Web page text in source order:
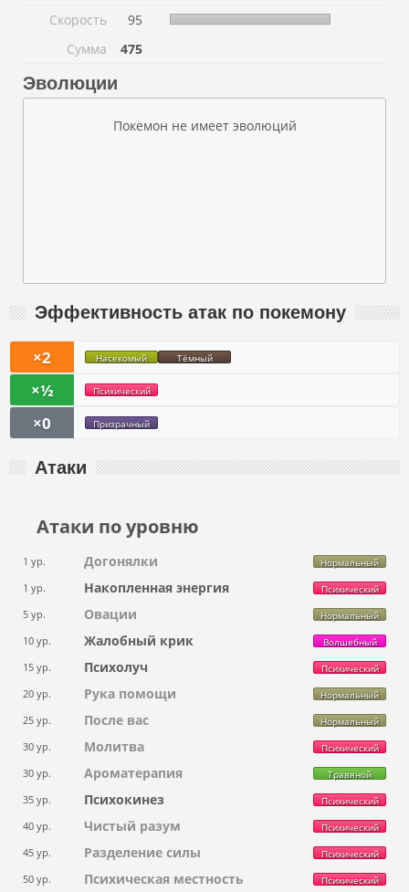
Скорость
95
Сумма
475
Эволюции
Покемон не имеет эволюций
Эффективность атак по покемону
×2 Насекомый Тёмный
×½ Психический
×0 Призрачный
Атаки
Атаки по уровню
1 ур. Догонялки Нормальный
1 ур. Накопленная энергия Психический
5 ур. Овации Нормальный
10 ур. Жалобный крик Волшебный
15 ур. Психолуч Психический
20 ур. Рука помощи Нормальный
25 ур. После вас Нормальный
30 ур. Молитва Психический
30 ур. Ароматерапия Травяной
35 ур. Психокинез Психический
40 ур. Чистый разум Психический
45 ур. Разделение силы Психический
50 ур. Психическая местность Психический